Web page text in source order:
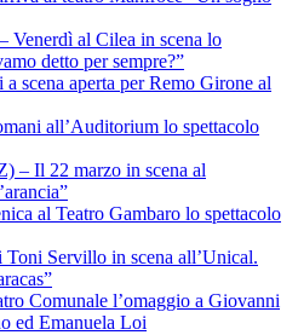
al Cilea in scena lo
detto per sempre?”
scena aperta per Remo Girone al
all’Auditorium lo spettacolo
Il 22 marzo in scena al
al Teatro Gambaro lo spettacolo
Servillo in scena all’Unical.
Comunale l’omaggio a Giovanni
ed Emanuela Loi